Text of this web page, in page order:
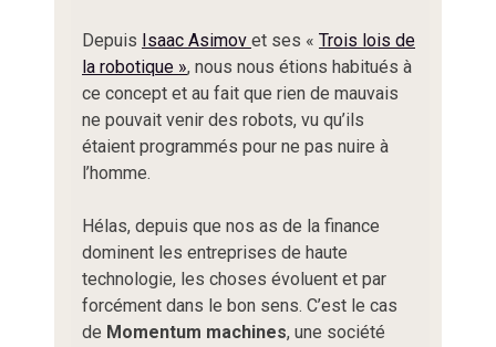
Depuis Isaac Asimov et ses « Trois lois de
la robotique », nous nous étions habitués à
ce concept et au fait que rien de mauvais
ne pouvait venir des robots, vu qu’ils
étaient programmés pour ne pas nuire à
l’homme.
Hélas, depuis que nos as de la finance
dominent les entreprises de haute
technologie, les choses évoluent et par
forcément dans le bon sens. C’est le cas
de Momentum machines, une société